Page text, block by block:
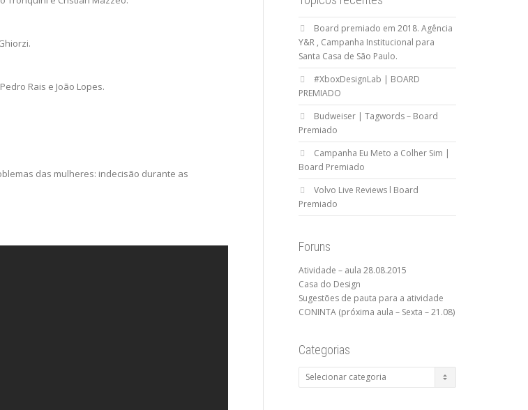
Rais e João Lopes.
das mulheres: indecisão durante as
Board premiado em 2018. Agência
Y&R , Campanha Institucional para
Santa Casa de São Paulo.
#XboxDesignLab | BOARD
PREMIADO
Budweiser | Tagwords – Board
Premiado
Campanha Eu Meto a Colher Sim |
Board Premiado
Volvo Live Reviews l Board
Premiado
Foruns
Atividade – aula 28.08.2015
Casa do Design
Sugestões de pauta para a atividade
CONINTA (próxima aula – Sexta – 21.08)
Categorias
Categorias